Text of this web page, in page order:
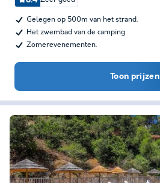
Gelegen op 500m van het strand.
Het zwembad van de camping
Zomerevenementen.
Toon prijzen